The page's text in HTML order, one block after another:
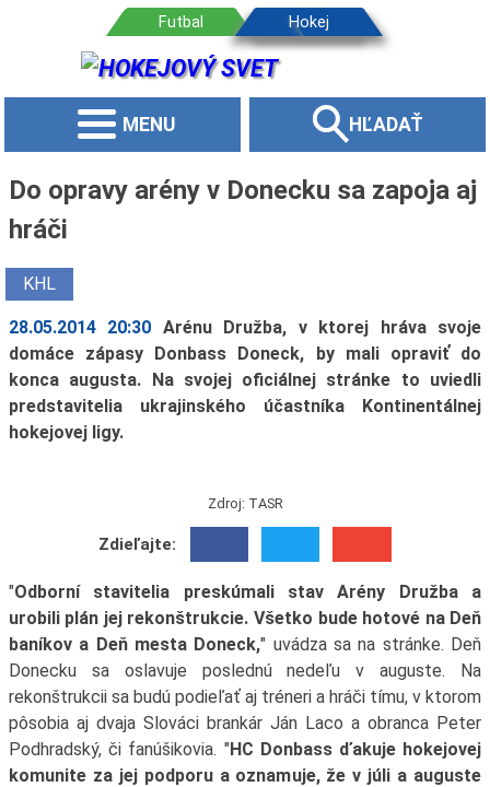
MENU HĽADAŤ
Do opravy arény v Donecku sa zapoja aj
hráči
KHL
28.05.2014 20:30 Arénu Družba, v ktorej hráva svoje
domáce zápasy Donbass Doneck, by mali opraviť do
konca augusta. Na svojej oficiálnej stránke to uviedli
predstavitelia ukrajinského účastníka Kontinentálnej
hokejovej ligy.
Zdroj: TASR
Zdieľajte:
"Odborní stavitelia preskúmali stav Arény Družba a
urobili plán jej rekonštrukcie. Všetko bude hotové na Deň
baníkov a Deň mesta Doneck," uvádza sa na stránke. Deň
Donecku sa oslavuje poslednú nedeľu v auguste. Na
rekonštrukcii sa budú podieľať aj tréneri a hráči tímu, v ktorom
pôsobia aj dvaja Slováci brankár Ján Laco a obranca Peter
Podhradský, či fanúšikovia. "HC Donbass ďakuje hokejovej
komunite za jej podporu a oznamuje, že v júli a auguste